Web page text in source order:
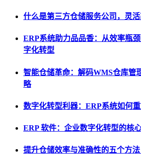
什么是第三方仓储服务公司，灵
ERP系统助力品品香：从效率瓶
字化转型
智能仓储革命：解码WMS仓库管
略
数字化转型利器：ERP系统如何
ERP 软件：企业数字化转型的核
提升仓储效率与准确性的五个方